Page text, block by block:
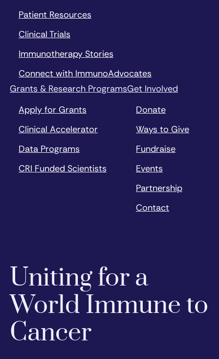
Patient Resources
Clinical Trials
Immunotherapy Stories
Connect with ImmunoAdvocates
Grants & Research Programs
Apply for Grants
Clinical Accelerator
Data Programs
CRI Funded Scientists
Get Involved
Donate
Ways to Give
Fundraise
Events
Partnership
Contact
Uniting for a
World Immune to
Cancer